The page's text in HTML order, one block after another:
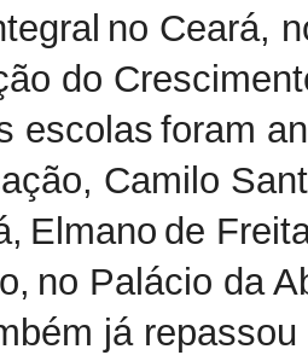
no Ceará,
do
escolas foram
Camilo
Elmano de
no Palácio da
já